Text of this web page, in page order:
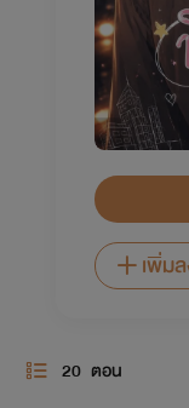
เพิ่ม
20 ตอน